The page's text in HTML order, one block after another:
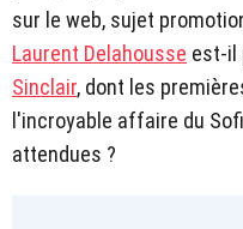
sur le web, sujet
Laurent Delahousse est-il
Sinclair, dont les
l'incroyable affaire du
attendues ?